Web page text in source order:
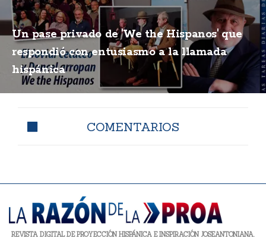
Un pase privado de 'We the Hispanos' que
respondió con entusiasmo a la llamada
hispánica
COMENTARIOS
REVISTA DIGITAL DE PROYECCIÓN HISPÁNICA E INSPIRACIÓN JOSEANTONIANA.